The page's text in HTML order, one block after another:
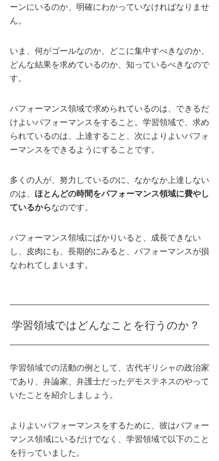
ーンにいるのか、明確にわかっていなければなりませ
ん。
いま、何がゴールなのか、どこに集中すべきなのか、
どんな結果を求めているのか、知っているべきなので
す。
パフォーマンス領域で求められているのは、できるだ
けよいパフォーマンスをすること。学習領域で、求め
られているのは、上達すること、次によりよいパフォ
ーマンスをできるようにすることです。
多くの人が、努力しているのに、なかなか上達しない
のは、 ほとんどの時間をパフォーマンス領域に費やし
ているからなのです。
パフォーマンス領域にばかりいると、成長できない
し、皮肉にも、長期的にみると、パフォーマンスが損
なわれてしまいます。
学習領域ではどんなことを行うのか？
学習領域での活動の例として、古代ギリシャの政治家
であり、弁論家、弁護士だったデモステネスのやって
いたことを紹介しましょう。
よりよいパフォーマンスをするために、彼はパフォー
マンス領域にいるだけでなく、学習領域で以下のこと
を行っていました。